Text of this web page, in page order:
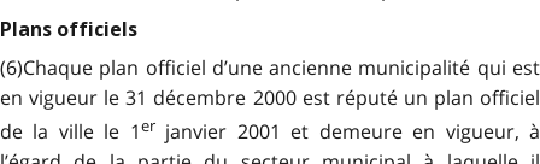
Plans officiels
(6)Chaque plan officiel d’une ancienne municipalité qui est
en vigueur le 31 décembre 2000 est réputé un plan officiel
de la ville le 1erjanvier 2001 et demeure en vigueur, à